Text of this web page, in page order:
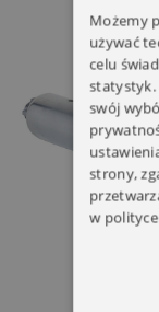
Możemy
używać
celu
statystyk.
swój
strony,
w